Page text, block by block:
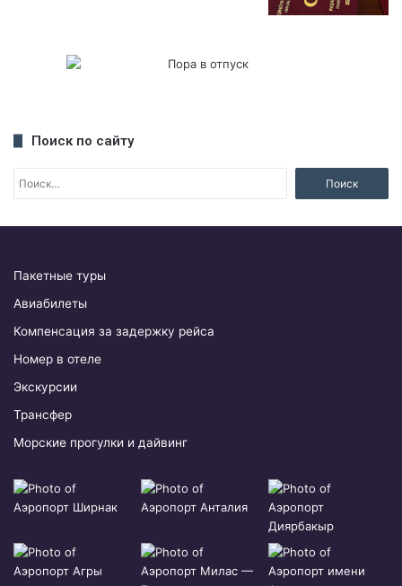
Поиск по сайту
Пакетные туры
Авиабилеты
Компенсация за задержку рейса
Номер в отеле
Экскурсии
Трансфер
Морские прогулки и дайвинг